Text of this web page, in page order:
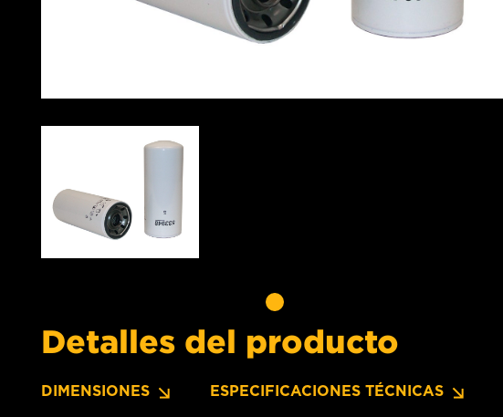
Detalles del producto
DIMENSIONES ESPECIFICACIONES TÉCNICAS